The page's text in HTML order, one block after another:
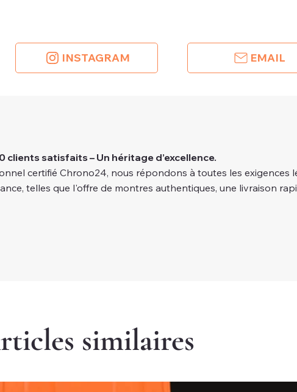
INSTAGRAM EMAIL
clients satisfaits – Un héritage d’excellence.
certifié Chrono24, nous répondons à toutes les exigences
telles que l'offre de montres authentiques, une livraison
similaires